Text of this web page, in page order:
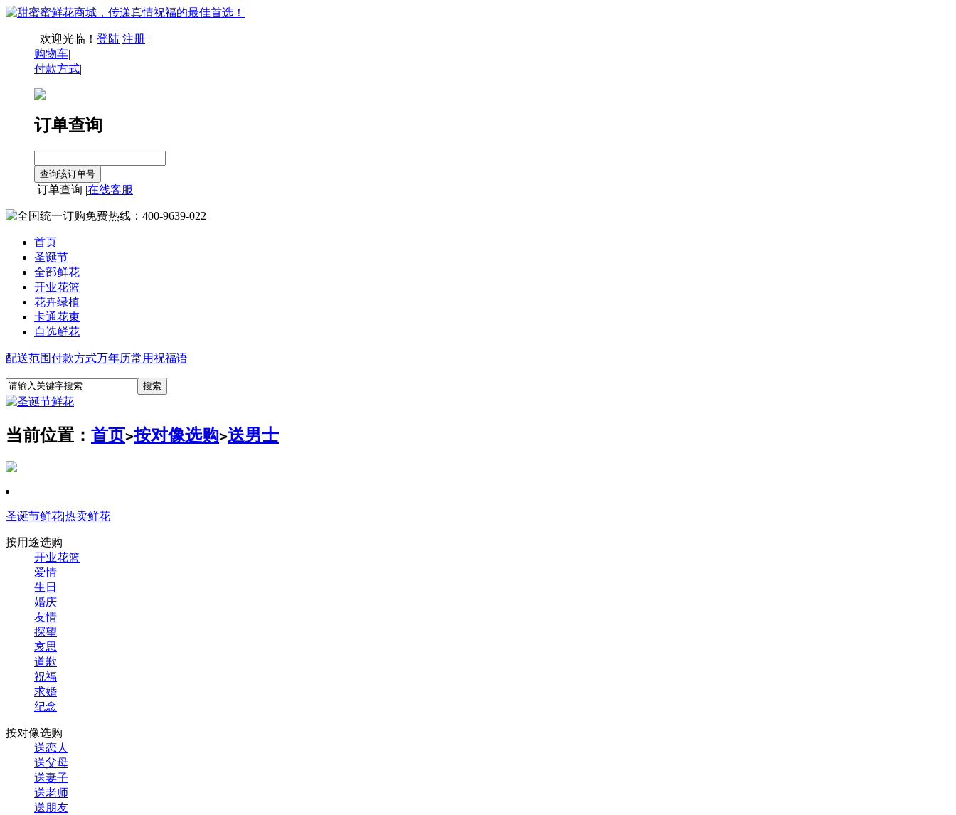
欢迎光临！ 登陆 注册 |
购物车|
付款方式|
订单查询
订单查询 |在线客服
首页
圣诞节
全部鲜花
开业花篮
花卉绿植
卡通花束
自选鲜花
配送范围付款方式万年历常用祝福语
当前位置： 首页>按对像选购>送男士
圣诞节鲜花|热卖鲜花
按用途选购
开业花篮
爱情
生日
婚庆
友情
探望
哀思
道歉
祝福
求婚
纪念
按对像选购
送恋人
送父母
送妻子
送老师
送朋友